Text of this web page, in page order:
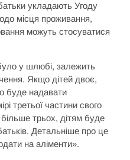
укладають Угоду
місця проживання,
можуть стосуватися
було у шлюбі, залежить
Якщо дітей двоє,
буде надавати
третьої частини свого
трьох, дітям буде
Детальніше про це
на аліменти».